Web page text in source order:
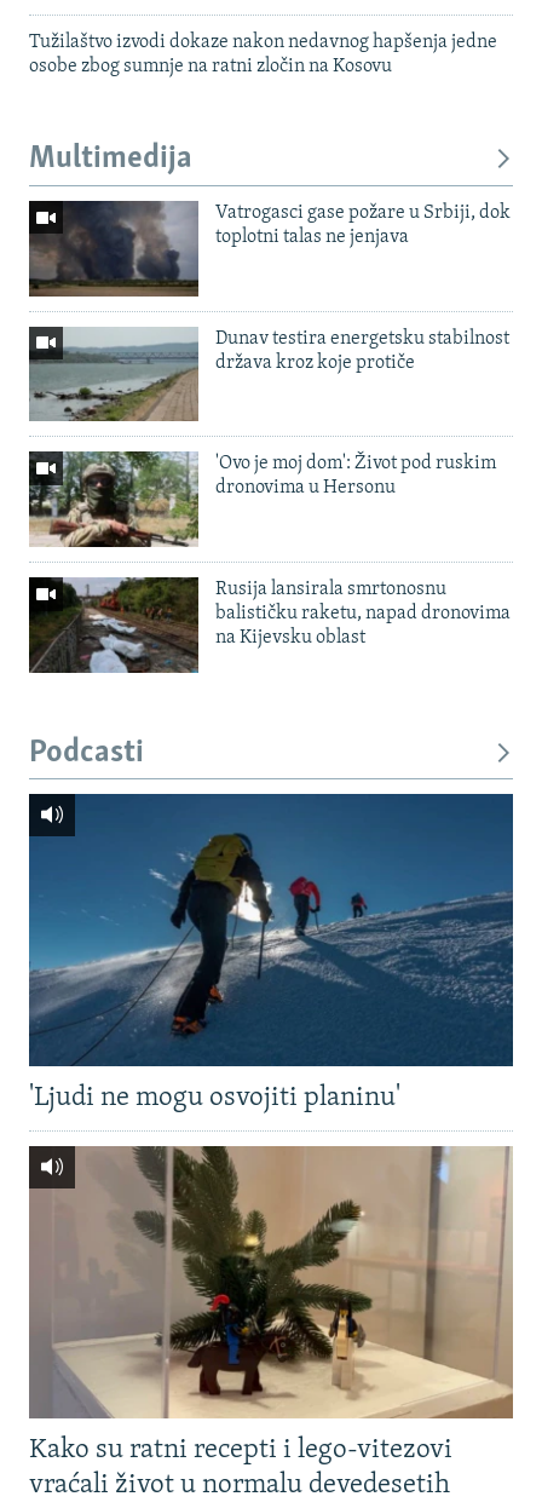
Tužilaštvo izvodi dokaze nakon nedavnog hapšenja jedne
osobe zbog sumnje na ratni zločin na Kosovu
Multimedija
Vatrogasci gase požare u Srbiji, dok
toplotni talas ne jenjava
Dunav testira energetsku stabilnost
država kroz koje protiče
'Ovo je moj dom': Život pod ruskim
dronovima u Hersonu
Rusija lansirala smrtonosnu
balističku raketu, napad dronovima
na Kijevsku oblast
Podcasti
'Ljudi ne mogu osvojiti planinu'
Kako su ratni recepti i lego-vitezovi
vraćali život u normalu devedesetih